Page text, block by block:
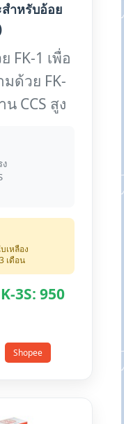
สำหรับอ้อย
FK-1 เพื่อ
ด้วย FK-
CCS สูง
ง
เหลือง
เดือน
3S: 950
Shopee